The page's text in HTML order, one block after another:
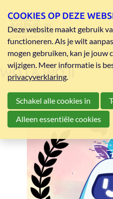
WO I & WO II
COOKIES OP DEZE
Deze website maakt gebruik
functioneren. Als je wilt
mogen gebruiken, kan je jouw
wijzigen. Meer informatie is
privacyverklaring.
Schakel alle cookies in
Alleen essentiële cookies